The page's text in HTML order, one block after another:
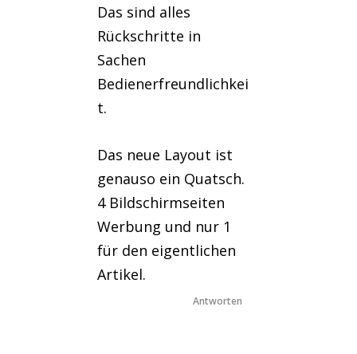
Das sind alles
Rückschritte in
Sachen
Bedienerfreundlichkei
t.
Das neue Layout ist
genauso ein Quatsch.
4 Bildschirmseiten
Werbung und nur 1
für den eigentlichen
Artikel.
Antworten